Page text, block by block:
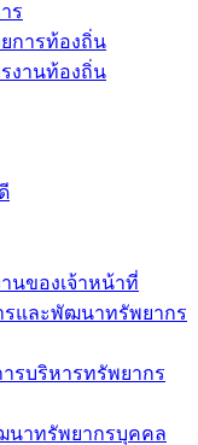
ร
การท้องถิ่น
งานท้องถิ่น
นของเจ้าหน้าที่
และพัฒนาทรัพยากร
รบริหารทรัพยากร
นาทรัพยากรบุคคล